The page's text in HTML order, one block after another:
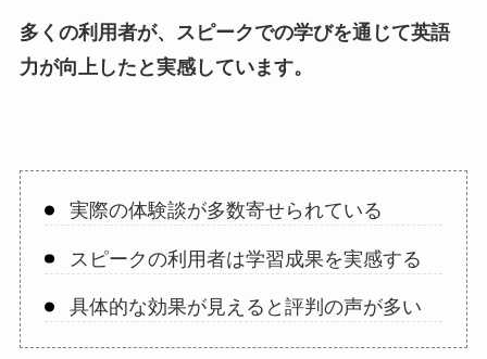
多くの利用者が、スピークでの学びを通じて英語
力が向上したと実感しています。
実際の体験談が多数寄せられている
スピークの利用者は学習成果を実感する
具体的な効果が見えると評判の声が多い